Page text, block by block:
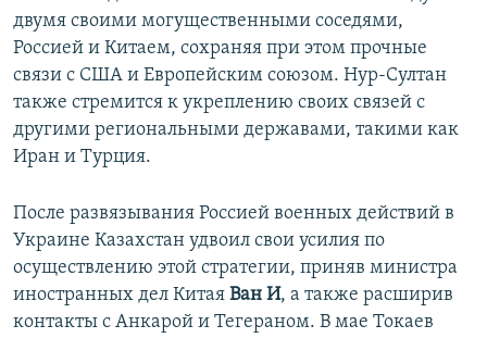
двумя своими могущественными соседями,
Россией и Китаем, сохраняя при этом прочные
связи с США и Европейским союзом. Нур-Султан
также стремится к укреплению своих связей с
другими региональными державами, такими как
Иран и Турция.
После развязывания Россией военных действий в
Украине Казахстан удвоил свои усилия по
осуществлению этой стратегии, приняв министра
иностранных дел Китая Ван И, а также расширив
контакты с Анкарой и Тегераном. В мае Токаев